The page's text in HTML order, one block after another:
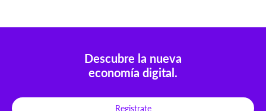
Descubre la nueva
economía digital.
Registrate